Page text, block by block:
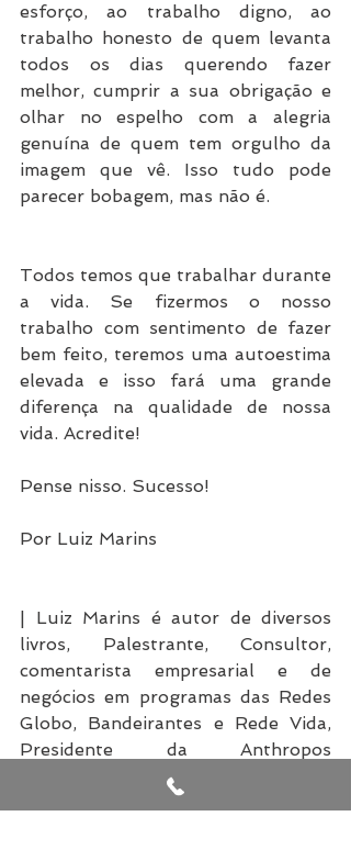
esforço, ao trabalho digno, ao
trabalho honesto de quem levanta
todos os dias querendo fazer
melhor, cumprir a sua obrigação e
olhar no espelho com a alegria
genuína de quem tem orgulho da
imagem que vê. Isso tudo pode
parecer bobagem, mas não é.
Todos temos que trabalhar durante
a vida. Se fizermos o nosso
trabalho com sentimento de fazer
bem feito, teremos uma autoestima
elevada e isso fará uma grande
diferença na qualidade de nossa
vida. Acredite!
Pense nisso. Sucesso!
Por Luiz Marins
| Luiz Marins é autor de diversos
livros, Palestrante, Consultor,
comentarista empresarial e de
negócios em programas das Redes
Globo, Bandeirantes e Rede Vida,
Presidente da Anthropos
Consulting e da Anthropos
Motivation&Success, empresas